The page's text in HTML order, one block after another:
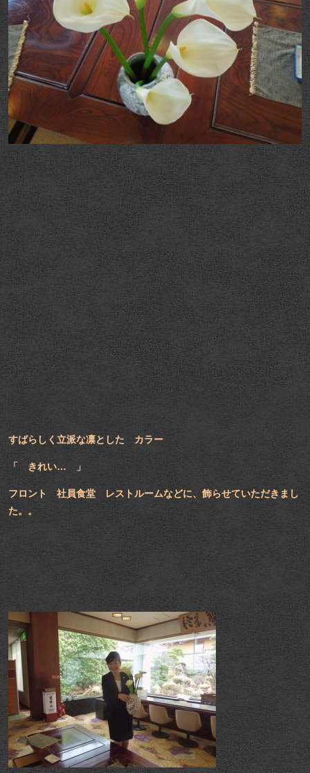
すばらしく立派な凛とした カラー
「 きれい… 」
フロント 社員食堂 レストルームなどに、飾らせていただきまし
た。。